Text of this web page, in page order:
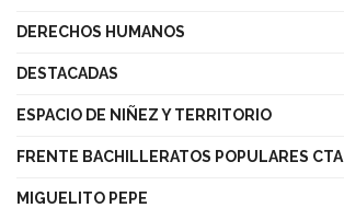
DERECHOS HUMANOS
DESTACADAS
ESPACIO DE NIÑEZ Y TERRITORIO
FRENTE BACHILLERATOS POPULARES CTA
MIGUELITO PEPE